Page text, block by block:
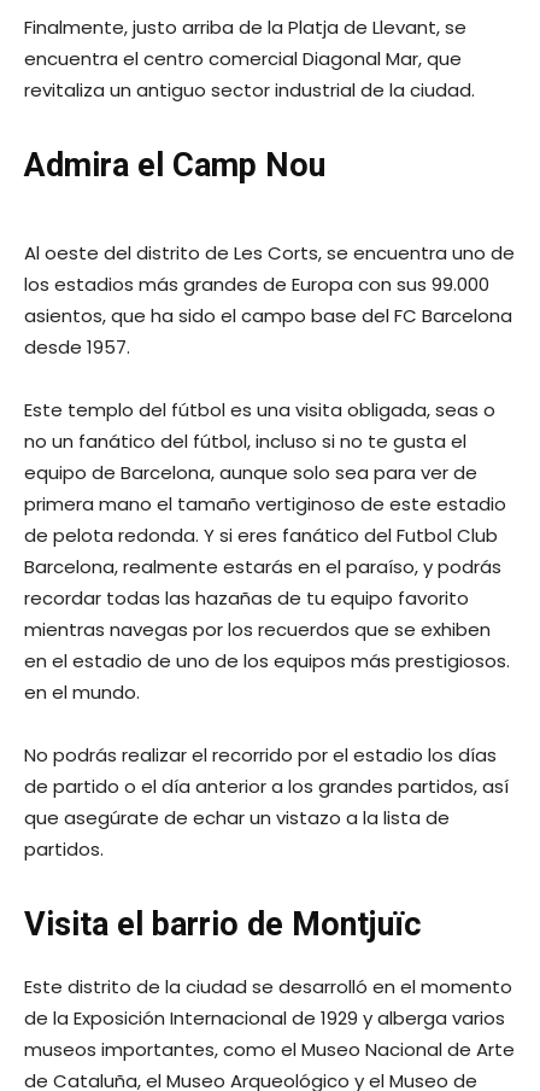
Finalmente, justo arriba de la Platja de Llevant, se
encuentra el centro comercial Diagonal Mar, que
revitaliza un antiguo sector industrial de la ciudad.
Admira el Camp Nou
Al oeste del distrito de Les Corts, se encuentra uno de
los estadios más grandes de Europa con sus 99.000
asientos, que ha sido el campo base del FC Barcelona
desde 1957.
Este templo del fútbol es una visita obligada, seas o
no un fanático del fútbol, ​​incluso si no te gusta el
equipo de Barcelona, ​​aunque solo sea para ver de
primera mano el tamaño vertiginoso de este estadio
de pelota redonda. Y si eres fanático del Futbol Club
Barcelona, ​​realmente estarás en el paraíso, y podrás
recordar todas las hazañas de tu equipo favorito
mientras navegas por los recuerdos que se exhiben
en el estadio de uno de los equipos más prestigiosos.
en el mundo.
No podrás realizar el recorrido por el estadio los días
de partido o el día anterior a los grandes partidos, así
que asegúrate de echar un vistazo a la lista de
partidos.
Visita el barrio de Montjuïc
Este distrito de la ciudad se desarrolló en el momento
de la Exposición Internacional de 1929 y alberga varios
museos importantes, como el Museo Nacional de Arte
de Cataluña, el Museo Arqueológico y el Museo de